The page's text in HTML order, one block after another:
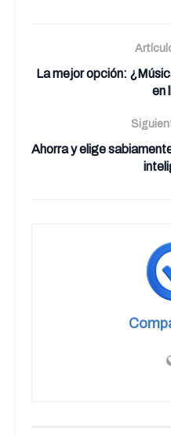
La mejor opción:
en
Ahorra y elige